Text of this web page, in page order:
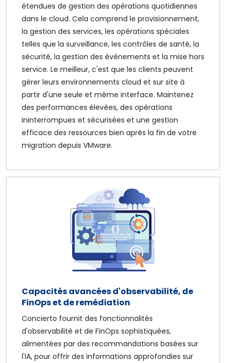
étendues de gestion des opérations quotidiennes
dans le cloud. Cela comprend le provisionnement,
la gestion des services, les opérations spéciales
telles que la surveillance, les contrôles de santé, la
sécurité, la gestion des événements et la mise hors
service. Le meilleur, c'est que les clients peuvent
gérer leurs environnements cloud et sur site à
partir d'une seule et même interface. Maintenez
des performances élevées, des opérations
ininterrompues et sécurisées et une gestion
efficace des ressources bien après la fin de votre
migration depuis VMware.
Capacités avancées d'observabilité, de
FinOps et de remédiation
Concierto fournit des fonctionnalités
d'observabilité et de FinOps sophistiquées,
alimentées par des recommandations basées sur
l'IA, pour offrir des informations approfondies sur